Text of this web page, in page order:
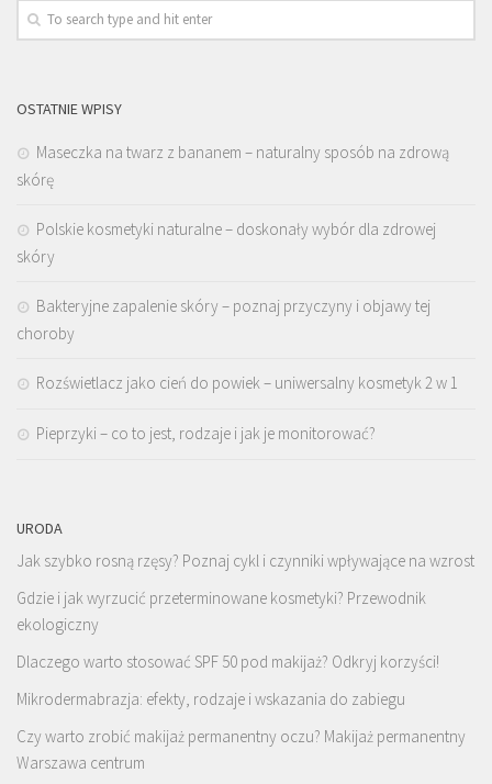
OSTATNIE WPISY
Maseczka na twarz z bananem – naturalny sposób na zdrową
skórę
Polskie kosmetyki naturalne – doskonały wybór dla zdrowej
skóry
Bakteryjne zapalenie skóry – poznaj przyczyny i objawy tej
choroby
Rozświetlacz jako cień do powiek – uniwersalny kosmetyk 2 w 1
Pieprzyki – co to jest, rodzaje i jak je monitorować?
URODA
Jak szybko rosną rzęsy? Poznaj cykl i czynniki wpływające na wzrost
Gdzie i jak wyrzucić przeterminowane kosmetyki? Przewodnik
ekologiczny
Dlaczego warto stosować SPF 50 pod makijaż? Odkryj korzyści!
Mikrodermabrazja: efekty, rodzaje i wskazania do zabiegu
Czy warto zrobić makijaż permanentny oczu? Makijaż permanentny
Warszawa centrum